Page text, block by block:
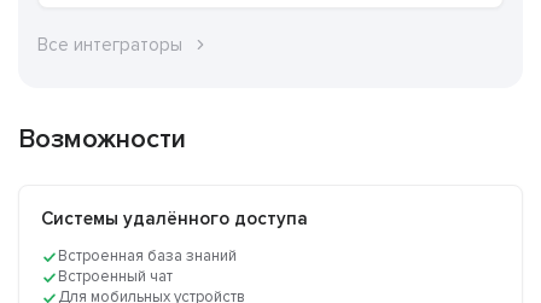
Все интеграторы
Возможности
Системы удалённого доступа
Встроенная база знаний
Встроенный чат
Для мобильных устройств